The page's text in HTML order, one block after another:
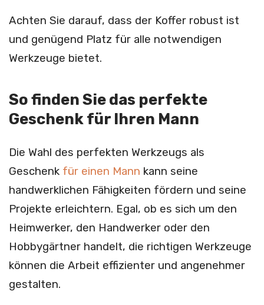
Achten Sie darauf, dass der Koffer robust ist
und genügend Platz für alle notwendigen
Werkzeuge bietet.
So finden Sie das perfekte
Geschenk für Ihren Mann
Die Wahl des perfekten Werkzeugs als
Geschenk für einen Mann kann seine
handwerklichen Fähigkeiten fördern und seine
Projekte erleichtern. Egal, ob es sich um den
Heimwerker, den Handwerker oder den
Hobbygärtner handelt, die richtigen Werkzeuge
können die Arbeit effizienter und angenehmer
gestalten.